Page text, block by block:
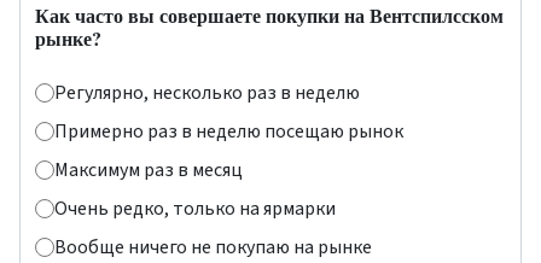
Как часто вы совершаете покупки на Вентспилсском
рынке?
Регулярно, несколько раз в неделю
Примерно раз в неделю посещаю рынок
Максимум раз в месяц
Очень редко, только на ярмарки
Вообще ничего не покупаю на рынке